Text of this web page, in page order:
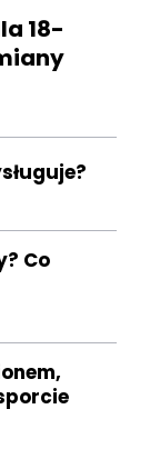
18-
Co